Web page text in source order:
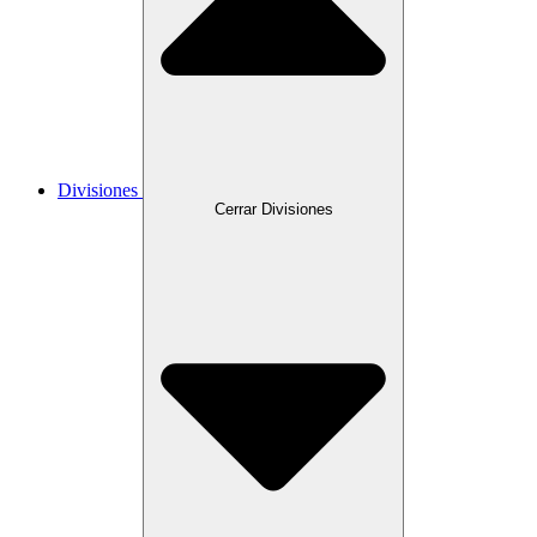
Divisiones
Cerrar Divisiones